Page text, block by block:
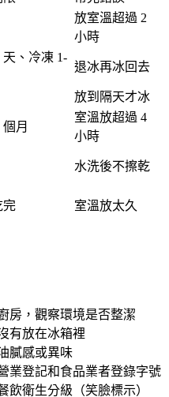
放室溫超過 2
小時
天、冷凍 1-
退冰再冰回去
放到隔天才冰
月
室溫放超過 4
小時
水洗後不擦乾
完 室溫放太久
房，觀察環境是否整潔
有放在冰箱裡
膩感或異味
業登記和食品業者登錄字號
飲衛生分級（笑臉標示）